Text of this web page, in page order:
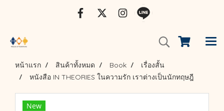
หน้าแรก สินค้าทั้งหมด Book
เรื่องสั้น
หนังสือ IN THEORIES ในความรัก เราต่างเป็นนักทฤษฎี
New